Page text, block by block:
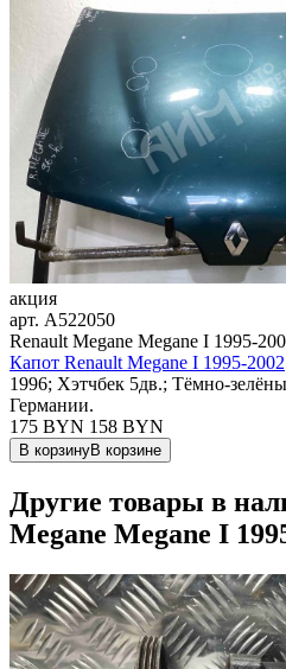
акция
арт. A522050
Renault Megane Megane I 1995-
Капот Renault Megane I 1995-2002
1996; Хэтчбек 5дв.; Тёмно-
Германии.
175 BYN 158 BYN
В корзинуВ корзине
Другие товары в
Megane Megane I